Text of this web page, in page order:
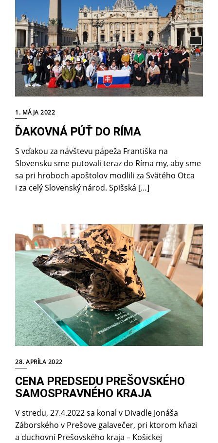
1. MÁJA 2022
ĎAKOVNÁ PÚŤ DO RÍMA
S vďakou za návštevu pápeža Františka na
Slovensku sme putovali teraz do Ríma my, aby sme
sa pri hroboch apoštolov modlili za Svätého Otca
i za celý Slovenský národ. Spišská […]
28. APRÍLA 2022
CENA PREDSEDU PREŠOVSKÉHO
SAMOSPRAVNÉHO KRAJA
V stredu, 27.4.2022 sa konal v Divadle Jonáša
Záborského v Prešove galavečer, pri ktorom kňazi
a duchovní Prešovského kraja – Košickej